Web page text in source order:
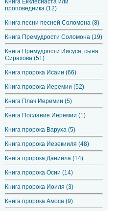
Книга Екклесиаста или
проповедника (12)
Книга песни песней Соломона (8)
Книга Премудрости Соломона (19)
Книга Премудрости Иисуса, сына
Сирахова (51)
Книга пророка Исаии (66)
Книга пророка Иеремии (52)
Книга Плач Иеремии (5)
Книга Послание Иеремии (1)
Книга пророка Варуха (5)
Книга пророка Иезекииля (48)
Книга пророка Даниила (14)
Книга пророка Осии (14)
Книга пророка Иоиля (3)
Книга пророка Амоса (9)